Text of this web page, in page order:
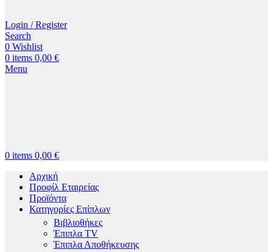
Login / Register
Search
0 Wishlist
0 items 0,00 €
Menu
0 items 0,00 €
Αρχική
Προφίλ Εταιρείας
Προϊόντα
Κατηγορίες Επίπλων
Βιβλιοθήκες
Έπιπλα TV
Έπιπλα Αποθήκευσης